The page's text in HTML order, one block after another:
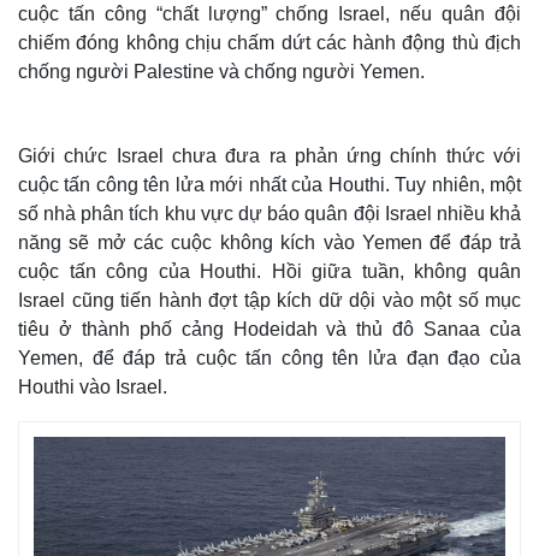
Thế giới
Multimedia
cuộc tấn công “chất lượng” chống Israel, nếu quân đội
chiếm đóng không chịu chấm dứt các hành động thù địch
chống người Palestine và chống người Yemen.
Giới chức Israel chưa đưa ra phản ứng chính thức với
cuộc tấn công tên lửa mới nhất của Houthi. Tuy nhiên, một
số nhà phân tích khu vực dự báo quân đội Israel nhiều khả
năng sẽ mở các cuộc không kích vào Yemen để đáp trả
cuộc tấn công của Houthi. Hồi giữa tuần, không quân
Israel cũng tiến hành đợt tập kích dữ dội vào một số mục
tiêu ở thành phố cảng Hodeidah và thủ đô Sanaa của
Yemen, để đáp trả cuộc tấn công tên lửa đạn đạo của
Houthi vào Israel.